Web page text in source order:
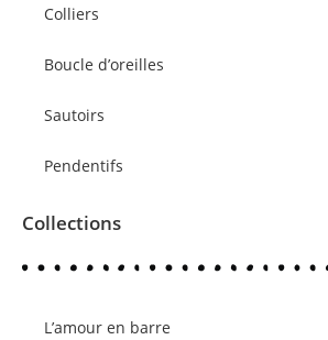
Colliers
Boucle d’oreilles
Sautoirs
Pendentifs
Collections
L’amour en barre